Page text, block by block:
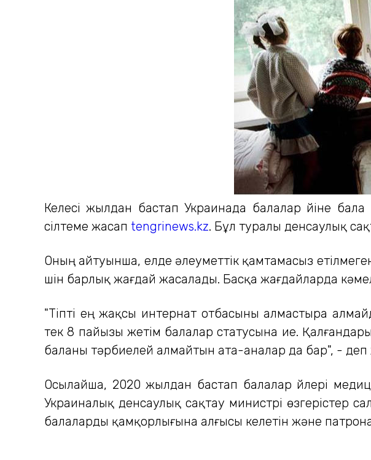
Келесі жылдан бастап Украинада балалар үйіне
сілтеме жасап tengrinews.kz. Бұл туралы денсаулық
Оның айтуынша, елде әлеуметтік қамтамасыз
үшін барлық жағдай жасалады. Басқа жағдайларда
"Тіпті ең жақсы интернат отбасыны алмастыра
тек 8 пайызы жетім балалар статусына ие.
баланы тәрбиелей алмайтын ата-аналар да бар", - деп
Осылайша, 2020 жылдан бастап балалар үйлері
Украиналық денсаулық сақтау министрі өзгерістер
балаларды қамқорлығына алғысы келетін және